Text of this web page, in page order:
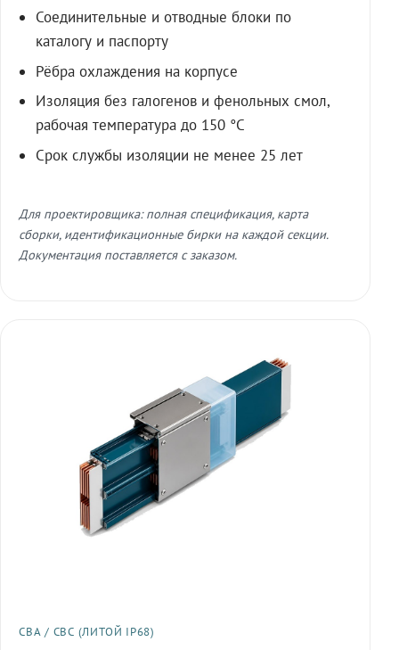
Соединительные и отводные блоки по
каталогу и паспорту
Рёбра охлаждения на корпусе
Изоляция без галогенов и фенольных смол,
рабочая температура до 150 °C
Срок службы изоляции не менее 25 лет
Для проектировщика: полная спецификация, карта
сборки, идентификационные бирки на каждой секции.
Документация поставляется с заказом.
СВА / СВС (ЛИТОЙ IP68)